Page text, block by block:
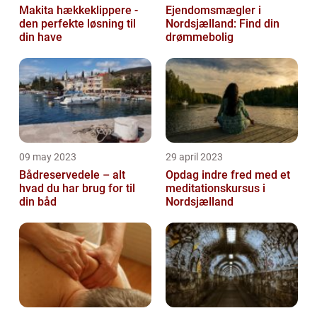
Makita hækkeklippere -
den perfekte løsning til
din have
Ejendomsmægler i
Nordsjælland: Find din
drømmebolig
09 may 2023
Bådreservedele – alt
hvad du har brug for til
din båd
29 april 2023
Opdag indre fred med et
meditationskursus i
Nordsjælland